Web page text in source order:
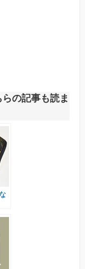
の記事も読ま